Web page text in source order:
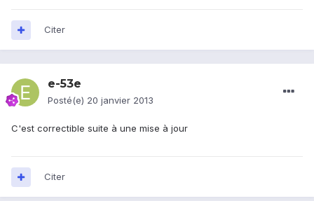
Citer
e-53e
Posté(e) 20 janvier 2013
C'est correctible suite à une mise à jour
Citer